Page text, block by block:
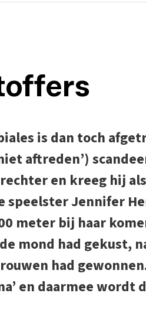
is dan toch
aftreden’)
en kreeg hij
speelster Jennifer
meter bij haar
mond had gekust,
had
en daarmee wordt